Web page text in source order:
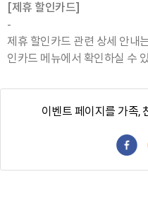
[제휴 할인카드]
-
제휴 할인카드 관련 상세 안내
인카드 메뉴에서 확인하실 수
이벤트 페이지를 가족,